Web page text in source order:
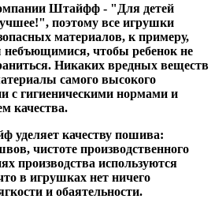
Штайфф - "Для детей
поэтому все игрушки
материалов, к примеру,
небъющимися, чтобы ребенок не
Никаких вредных веществ
самого высокого
с гигиеническими нормами и
качества.
уделяет качеству пошива:
чистоте производственного
производства используются
в игрушках нет ничего
и обаятельности.